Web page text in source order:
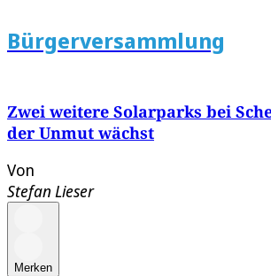
Bürgerversammlung
Zwei weitere Solarparks bei
der Unmut wächst
Von
Stefan Lieser
Merken